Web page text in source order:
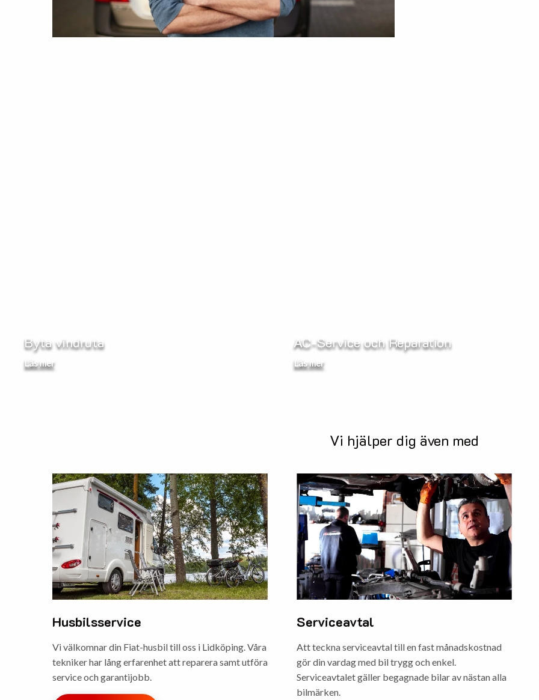
Byta vindruta
Läs mer
AC-Service och Reparation
Läs mer
Vi hjälper dig även med
Husbilsservice
Vi välkomnar din Fiat-husbil till oss i Lidköping. Våra
tekniker har lång erfarenhet att reparera samt utföra
service och garantijobb.
Serviceavtal
Att teckna serviceavtal till en fast månadskostnad
gör din vardag med bil trygg och enkel.
Serviceavtalet gäller begagnade bilar av nästan alla
bilmärken.